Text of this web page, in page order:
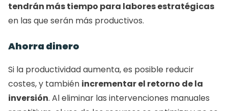
tendrán más tiempo para labores estratégicas
en las que serán más productivos.
Ahorra dinero
Si la productividad aumenta, es posible reducir
costes, y también incrementar el retorno de la
inversión. Al eliminar las intervenciones manuales